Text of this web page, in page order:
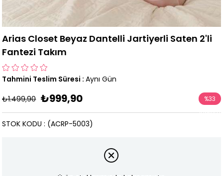
Arias Closet Beyaz Dantelli Jartiyerli Saten 2'li
Fantezi Takım
Tahmini Teslim Süresi : Aynı Gün
₺1.499,90 ₺999,90 %33
İndirim
(ACRP-5003)
STOK KODU